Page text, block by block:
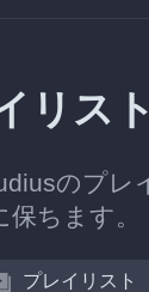
リス
のプレ
ちます。
プレイリスト